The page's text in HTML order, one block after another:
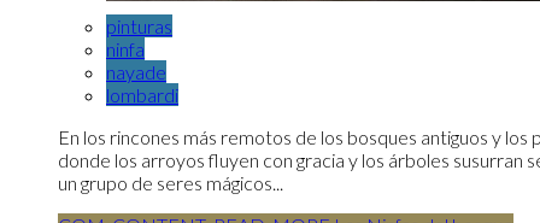
pinturas
ninfa
nayade
lombardi
En los rincones más remotos de los bosques antiguos y los
donde los arroyos fluyen con gracia y los árboles susurran
un grupo de seres mágicos...